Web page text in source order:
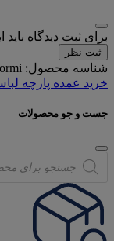
برای ثبت دیدگاه باید
ثبت نظر
شناسه محصول:
خرید عمده پارچه
جست و جو محصولات
Products
search